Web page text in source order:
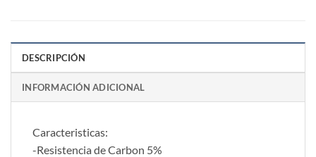
DESCRIPCIÓN
INFORMACIÓN ADICIONAL
Caracteristicas:
-Resistencia de Carbon 5%